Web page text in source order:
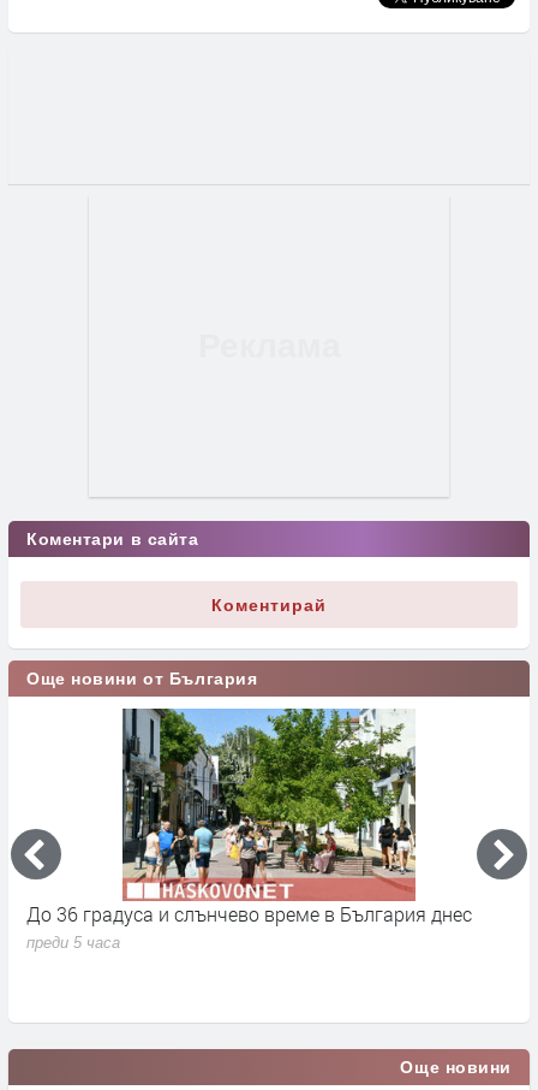
Коментари в сайта
Коментирай
Още новини от България
До 36 градуса и слънчево време в България днес
преди 5 часа
Още новини